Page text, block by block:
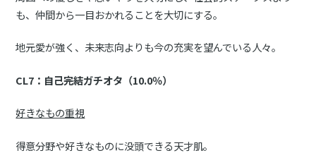
も、仲間から一目おかれることを大切にする。
地元愛が強く、未来志向よりも今の充実を望んでいる人々。
CL7：自己完結ガチオタ（10.0％）
好きなもの重視
得意分野や好きなものに没頭できる天才肌。